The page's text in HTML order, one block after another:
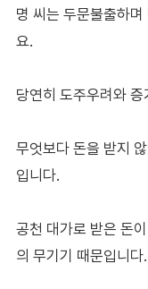
명 씨는 두문불출하
요.
당연히 도주우려와
무엇보다 돈을 받지
입니다.
공천 대가로 받은 돈
의 무기기 때문입니다.